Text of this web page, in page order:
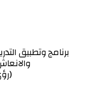
برنامج وتطبيق